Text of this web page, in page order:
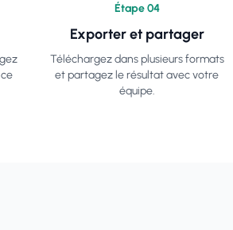
Étape04
Exporter et partager
Téléchargez dans plusieurs formats
et partagez le résultat avec votre
équipe.